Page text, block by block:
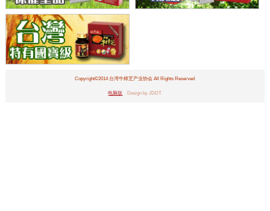
Copyright©2014 台湾牛樟芝产业协会 All Rights Reserved
电脑版 Design by JDDT